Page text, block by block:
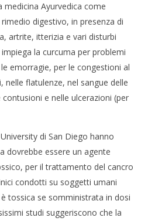
medicina Ayurvedica come
digestivo, in presenza di
artrite, itterizia e vari disturbi
la curcuma per problemi
emorragie, per le congestioni al
flatulenze, nel sangue delle
e nelle ulcerazioni (per
di San Diego hanno
dovrebbe essere un agente
per il trattamento del cancro
condotti su soggetti umani
tossica se somministrata in dosi
studi suggeriscono che la